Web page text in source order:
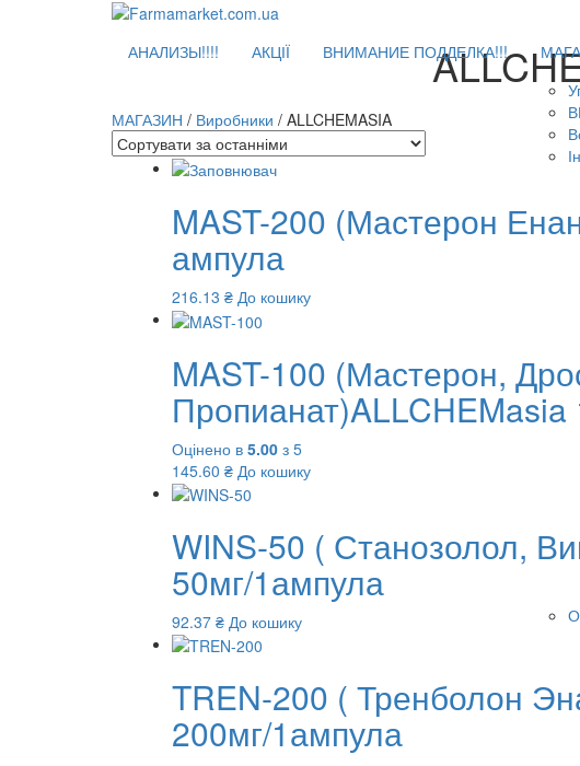
АНАЛИЗЫ!!!! АКЦІЇ ВНИМАНИЕ ПОДДЕЛКА!!!
МАГАЗИН / Виробники / ALLCHEMASIA
MAST-200 (Мастерон
ампула
216.13 ₴ До кошику
MAST-100 (Мастерон,
Оцінено в 5.00 з 5
145.60 ₴ До кошику
WINS-50 ( Станозолол,
50мг/1ампула
92.37 ₴ До кошику
TREN-200 ( Тренболон
200мг/1ампула